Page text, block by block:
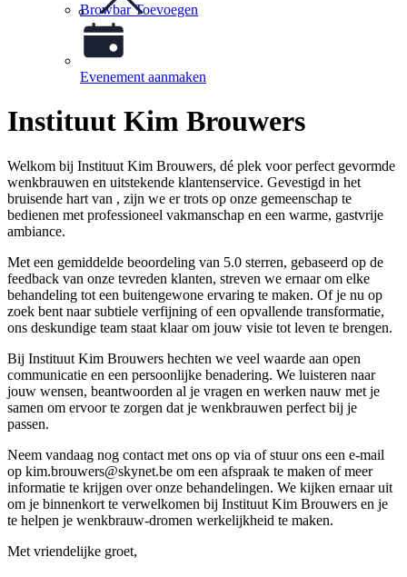
Browbar Toevoegen
Evenement aanmaken
Instituut Kim Brouwers
Welkom bij Instituut Kim Brouwers, dé plek voor perfect gevormde
wenkbrauwen en uitstekende klantenservice. Gevestigd in het
bruisende hart van , zijn we er trots op onze gemeenschap te
bedienen met professioneel vakmanschap en een warme, gastvrije
ambiance.
Met een gemiddelde beoordeling van 5.0 sterren, gebaseerd op de
feedback van onze tevreden klanten, streven we ernaar om elke
behandeling tot een buitengewone ervaring te maken. Of je nu op
zoek bent naar subtiele verfijning of een opvallende transformatie,
ons deskundige team staat klaar om jouw visie tot leven te brengen.
Bij Instituut Kim Brouwers hechten we veel waarde aan open
communicatie en een persoonlijke benadering. We luisteren naar
jouw wensen, beantwoorden al je vragen en werken nauw met je
samen om ervoor te zorgen dat je wenkbrauwen perfect bij je
passen.
Neem vandaag nog contact met ons op via of stuur ons een e-mail
op kim.brouwers@skynet.be om een afspraak te maken of meer
informatie te krijgen over onze behandelingen. We kijken ernaar uit
om je binnenkort te verwelkomen bij Instituut Kim Brouwers en je
te helpen je wenkbrauw-dromen werkelijkheid te maken.
Met vriendelijke groet,